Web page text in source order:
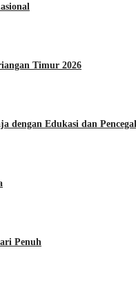
Timur 2026
dengan Edukasi dan
Penuh